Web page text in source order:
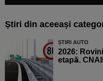
Știri din aceeași
ȘTIRI AUTO
2026:
etapă.